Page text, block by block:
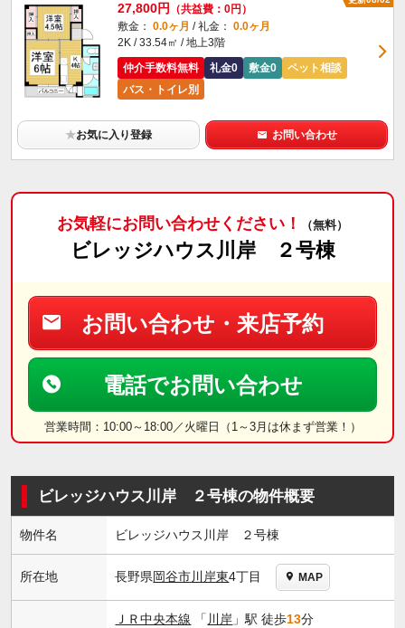
27,800円
（共益費：0円）
敷金： 0.0ヶ月 / 礼金： 0.0ヶ月
2K / 33.54㎡ / 地上3階
仲介手数料無料
礼金0 敷金0
ペット相談
バス・トイレ別
★お気に入り登録 お問い合わせ
お気軽にお問い合わせください！ （無料）
ビレッジハウス川岸 ２号棟
お問い合わせ・来店予約
電話でお問い合わせ
営業時間：10:00～18:00／火曜日（1～3月は休まず営業！）
ビレッジハウス川岸 ２号棟の物件概要
物件名 ビレッジハウス川岸 ２号棟
所在地 長野県岡谷市川岸東4丁目 MAP
ＪＲ中央本線 「 川岸 」駅 徒歩13分